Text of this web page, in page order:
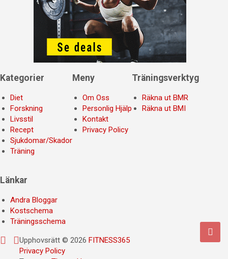
Kategorier
Diet
Forskning
Livsstil
Recept
Sjukdomar/Skador
Träning
Meny
Om Oss
Personlig Hjälp
Kontakt
Privacy Policy
Träningsverktyg
Räkna ut BMR
Räkna ut BMI
Länkar
Andra Bloggar
Kostschema
Träningsschema
Upphovsrätt © 2026 FITNESS365
Privacy Policy